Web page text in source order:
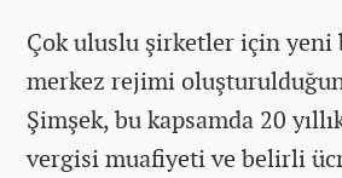
Çok uluslu şirketler için yeni
merkez rejimi
Şimşek, bu kapsamda 20
vergisi muafiyeti ve belirli